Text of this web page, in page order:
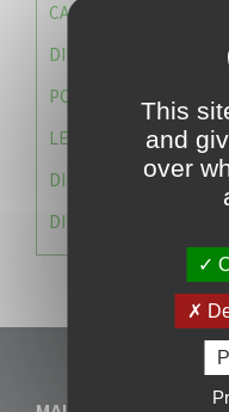
CAISSE DES ÉCOLES
DIRECTION DES
POLICE MUNICIPALE
LE CABINET DU MAIRE
DIRECTION DES
DIRECTION DU
This
and
over